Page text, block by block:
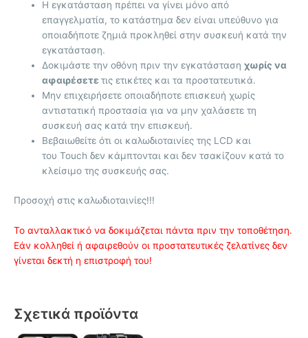
Η εγκατάσταση πρέπει να γίνει μόνο από
επαγγελματία, το κατάστημα δεν είναι υπεύθυνο για
οποιαδήποτε ζημιά προκληθεί στην συσκευή κατά την
εγκατάσταση.
Δοκιμάστε την οθόνη πριν την εγκατάστασηχωρίς να
αφαιρέσετετις ετικέτες και τα προστατευτικά.
Μην επιχειρήσετε οποιαδήποτε επισκευή χωρίς
αντιστατική προστασία για να μην χαλάσετε τη
συσκευή σας κατά την επισκευή.
Βεβαιωθείτε ότι οι καλωδιοταινίες της LCD και
του Touch δεν κάμπτονται και δεν τσακίζουν κατά το
κλείσιμο της συσκευής σας.
Προσοχή στις καλωδιοταινίες!!!
Το ανταλλακτικό να δοκιμάζεται πάντα πριν την τοποθέτηση.
Εάν κολληθεί ή αφαιρεθούν οι προστατευτικές ζελατίνες δεν
γίνεται δεκτή η επιστροφή του!
Σχετικά προϊόντα